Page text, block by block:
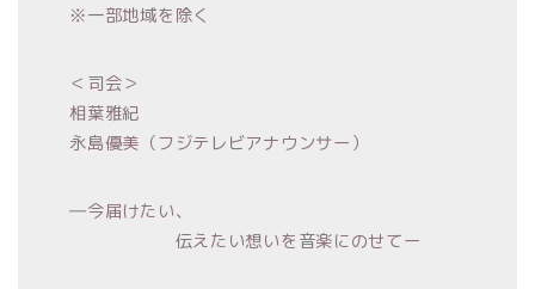
※一部地域を除く
＜司会＞
相葉雅紀
永島優美（フジテレビアナウンサー）
―今届けたい、
伝えたい想いを音楽にのせてー